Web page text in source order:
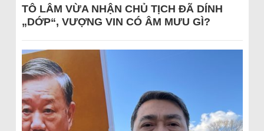
TÔ LÂM VỪA NHẬN CHỦ TỊCH ĐÃ DÍNH
„DỚP“, VƯỢNG VIN CÓ ÂM MƯU GÌ?